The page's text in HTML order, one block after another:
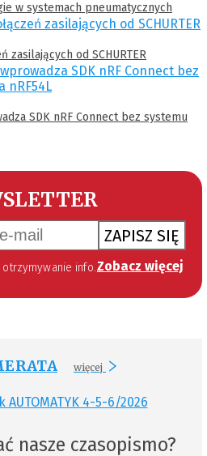
w systemach pneumatycznych
zasilających od SCHURTER
SDK nRF Connect bez systemu
ZAPISZ SIĘ
18 lipca 2002 roku o świadczeniu usług drogą elektroniczną (Dz. U. 144 z 2002 r. poz. 1204). Zgoda jest dobrowolna, jednak jej wyrażenie jest konieczne, aby otrzymywać newsletter. Zobacz więcej
więcej
nasze czasopismo?